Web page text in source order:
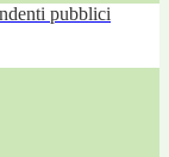
pubblici